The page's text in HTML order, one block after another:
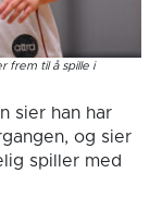
frem til å spille i
sier han har
og sier
spiller med